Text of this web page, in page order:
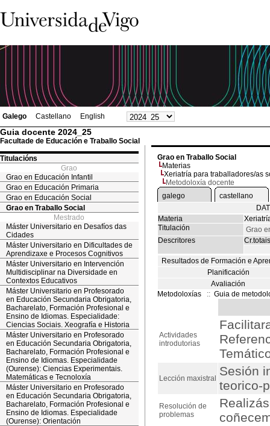
Galego Castellano English
Guia docente 2024_25
Facultade de Educación e Traballo Social
Titulacións
Grao
Grao en Educación Infantil
Grao en Educación Primaria
Grao en Educación Social
Grao en Traballo Social
Mestrado
Máster Universitario en Desafíos das
Cidades
Máster Universitario en Dificultades de
Aprendizaxe e Procesos Cognitivos
Máster Universitario en Intervención
Multidisciplinar na Diversidade en
Contextos Educativos
Máster Universitario en Profesorado
en Educación Secundaria Obrigatoria,
Bacharelato, Formación Profesional e
Ensino de Idiomas. Especialidade:
Ciencias Sociais. Xeografía e Historia
Máster Universitario en Profesorado
en Educación Secundaria Obrigatoria,
Bacharelato, Formación Profesional e
Ensino de Idiomas. Especialidade
(Ourense): Ciencias Experimentais.
Matemáticas e Tecnoloxía
Máster Universitario en Profesorado
en Educación Secundaria Obrigatoria,
Bacharelato, Formación Profesional e
Ensino de Idiomas. Especialidade
(Ourense): Orientación
Grao en Traballo Social
Materias
Xeriatría para traballadores/as
Metodoloxía docente
galego
castellano
Materia
Titulación
Grao
Descritores
Cr.totais
Resultados de Formación e
Planificación
Avaliación
Metodoloxías
:: Guia de
Actividades
introdutorias
Lección maxistral
Sesión
teorico-
Resolución de
problemas